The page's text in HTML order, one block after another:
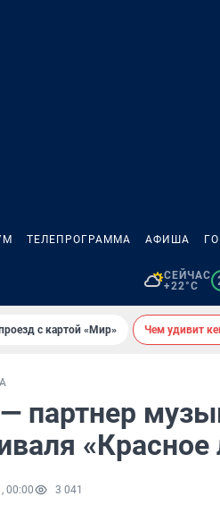
ТЕЛЕПРОГРАММА АФИША
СЕЙЧАС
+22°C
с картой «Мир» Чем удивит
партнер
«Красное
00:00 3 041